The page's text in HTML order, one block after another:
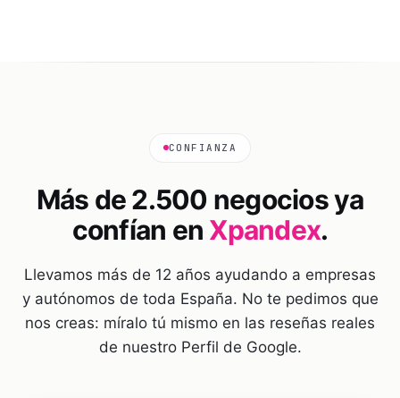
CONFIANZA
Más de 2.500 negocios ya
confían en Xpandex.
Llevamos más de 12 años ayudando a empresas
y autónomos de toda España. No te pedimos que
nos creas: míralo tú mismo en las reseñas reales
de nuestro Perfil de Google.